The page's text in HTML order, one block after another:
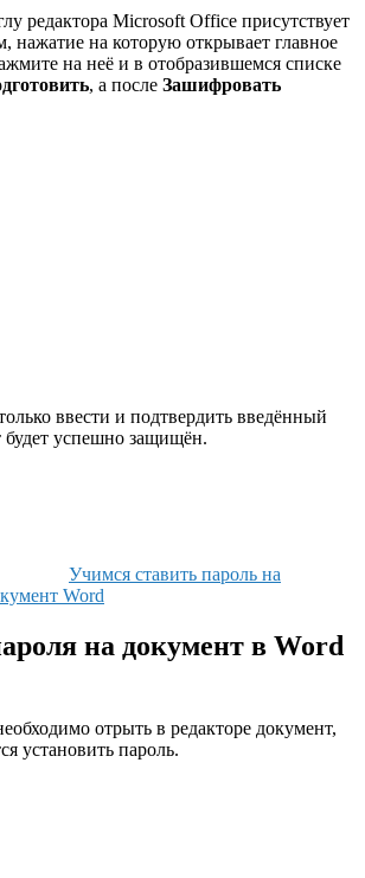
редактора Microsoft Office присутствует
нажатие на которую открывает главное
на неё и в отобразившемся списке
, а после Зашифровать
ввести и подтвердить введённый
будет успешно защищён.
Учимся ставить пароль на
Word
на документ в Word
отрыть в редакторе документ,
установить пароль.